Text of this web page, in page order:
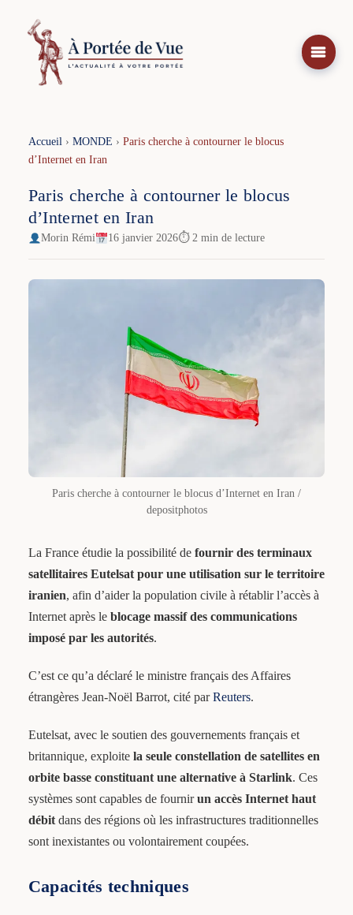
contenu
Accueil› MONDE › Paris cherche à contourner le blocus
d’Internet en Iran
Paris cherche à contourner le blocus
d’Internet en Iran
Morin Rémi 16 janvier 2026⏱ 2 min de lecture
Paris cherche à contourner le blocus d’Internet en Iran /
depositphotos
La France étudie la possibilité de fournir des terminaux
satellitaires Eutelsat pour une utilisation sur le territoire
iranien, afin d’aider la population civile à rétablir l’accès à
Internet après le blocage massif des communications
imposé par les autorités.
C’est ce qu’a déclaré le ministre français des Affaires
étrangères Jean-Noël Barrot, cité parReuters.
Eutelsat, avec le soutien des gouvernements français et
britannique, exploite la seule constellation de satellites en
orbite basse constituant une alternative à Starlink. Ces
systèmes sont capables de fournirun accès Internet haut
débitdans des régions où les infrastructures traditionnelles
sont inexistantes ou volontairement coupées.
Capacités techniques